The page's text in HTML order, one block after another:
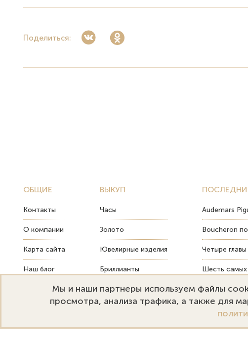
Поделиться:
ОБЩИЕ
Контакты
О компании
Карта сайта
Наш блог
ВЫКУП
Часы
Золото
Ювелирные изделия
Бриллианты
Монеты
Audemars
Boucheron
Четыре
Шесть самых
Как
Мы и наши партнеры используем файлы
просмотра, анализа трафика, а также для